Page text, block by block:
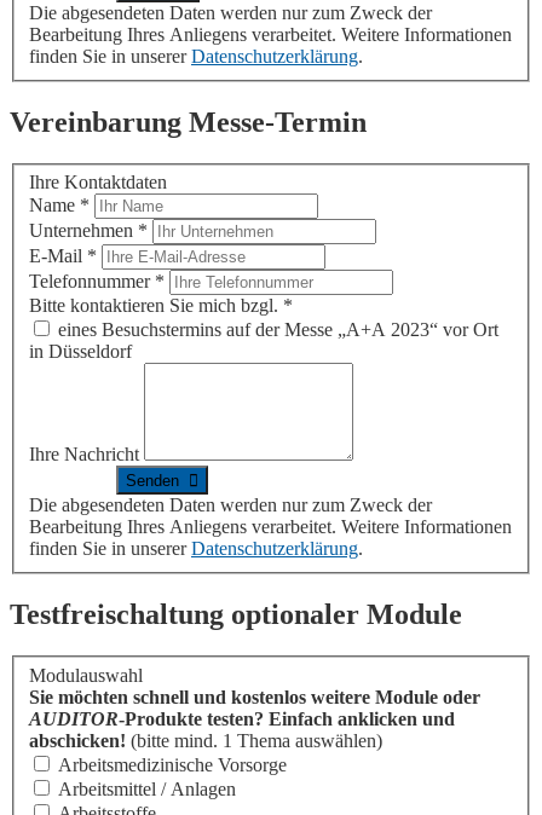
Die abgesendeten Daten werden nur zum Zweck der
Bearbeitung Ihres Anliegens verarbeitet. Weitere Informationen
finden Sie in unsererDatenschutzerklärung.
Vereinbarung Messe-Termin
Ihre Kontaktdaten
Name *
Unternehmen *
E-Mail *
Telefonnummer *
Bitte kontaktieren Sie mich bzgl. *
eines Besuchstermins auf der Messe „A+A 2023“ vor Ort
in Düsseldorf
Ihre Nachricht
Die abgesendeten Daten werden nur zum Zweck der
Bearbeitung Ihres Anliegens verarbeitet. Weitere Informationen
finden Sie in unsererDatenschutzerklärung.
Testfreischaltung optionaler Module
Modulauswahl
Sie möchten schnell und kostenlos weitere Module oder
AUDITOR-Produkte testen? Einfach anklicken und
abschicken! (bitte mind. 1 Thema auswählen)
Arbeitsmedizinische Vorsorge
Arbeitsmittel / Anlagen